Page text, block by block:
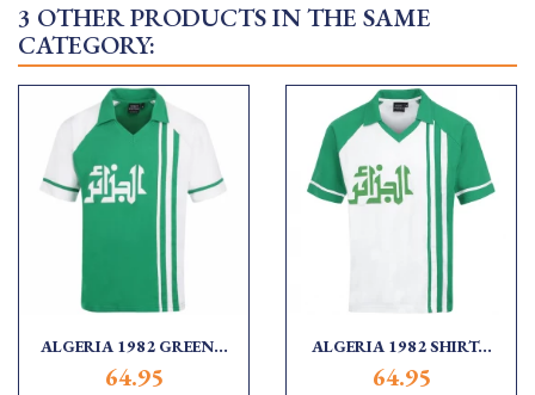
3 OTHER PRODUCTS IN THE SAME
CATEGORY:
ALGERIA 1982 GREEN...
64.95
ALGERIA 1982 SHIRT...
64.95